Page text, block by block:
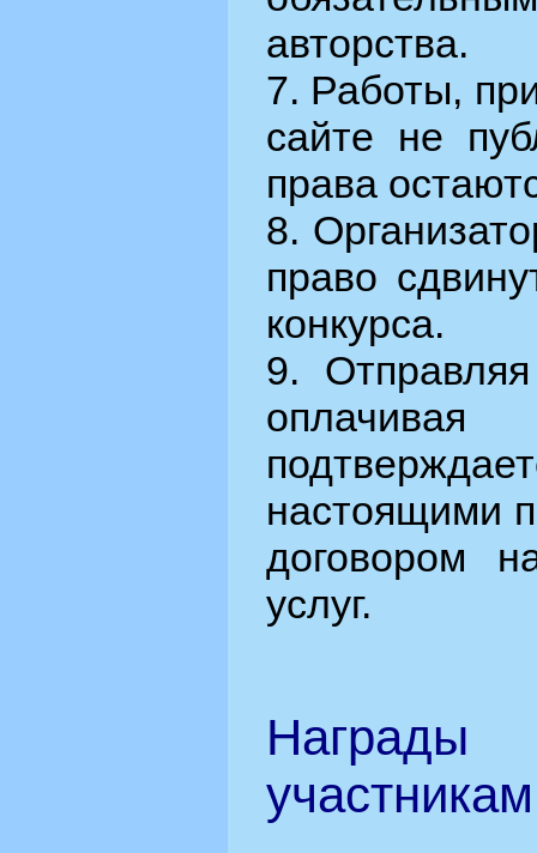
авторства.
7. Работы,
сайте не
права
8.
право
конкурса.
9.
настоящими
договором
услуг.
Награды